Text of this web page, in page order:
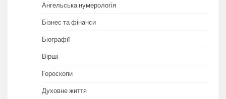
Ангельська нумерологія
Бізнес та фінанси
Біографії
Вірші
Гороскопи
Духовне життя